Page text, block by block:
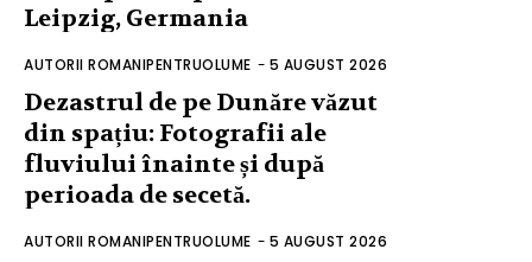
Leipzig, Germania
AUTORII ROMANIPENTRUOLUME - 5 AUGUST 2026
Dezastrul de pe Dunăre văzut
din spațiu: Fotografii ale
fluviului înainte și după
perioada de secetă.
AUTORII ROMANIPENTRUOLUME - 5 AUGUST 2026